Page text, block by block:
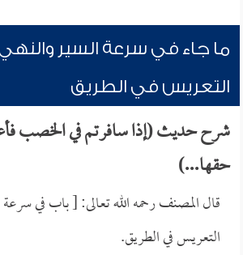
ما جاء في سرعة السير
التعريس في الطريق
شرح حديث (إذا سافرتم في الخصب
حقها...)
قال المصنف رحمه الله تعالى: [ باب في
التعريس في الطريق.